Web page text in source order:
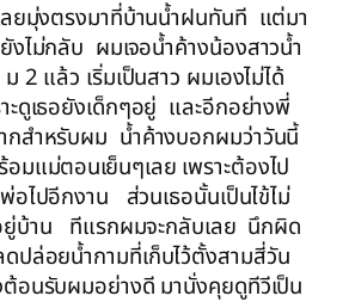
ลยมุ่งตรงมาที่บ้านน้ำฝนทันที แต่มา
งไม่กลับ ผมเจอน้ำค้างน้องสาวน้ำ
2 แล้ว เริ่มเป็นสาว ผมเองไม่ได้
ะดูเธอยังเด็กๆอยู่ และอีกอย่างพี่
กสำหรับผม น้ำค้างบอกผมว่าวันนี้
แม่ตอนเย็นๆเลย เพราะต้องไป
อไปอีกงาน ส่วนเธอนั้นเป็นไข้ไม่
ยู่บ้าน ทีแรกผมจะกลับเลย นึกผิด
ปล่อยน้ำกามที่เก็บไว้ตั้งสามสี่วัน
อนรับผมอย่างดี มานั่งคุยดูทีวีเป็น